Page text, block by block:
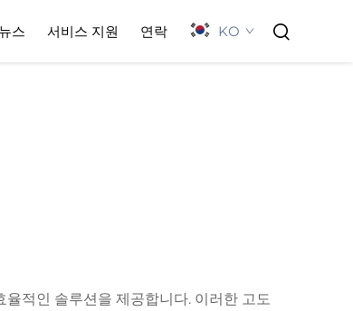
뉴스 서비스 지원 연락 KO
적인 솔루션을 제공합니다. 이러한 고도